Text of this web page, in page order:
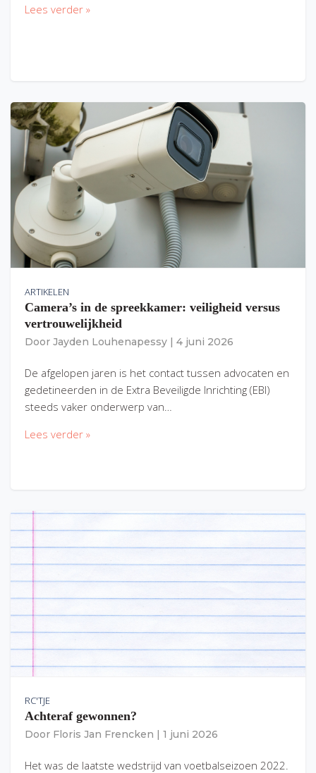
Lees verder »
ARTIKELEN
Camera’s in de spreekkamer: veiligheid versus
vertrouwelijkheid
Door Jayden Louhenapessy 4 juni 2026
De afgelopen jaren is het contact tussen advocaten en
gedetineerden in de Extra Beveiligde Inrichting (EBI)
steeds vaker onderwerp van…
Lees verder »
RC'TJE
Achteraf gewonnen?
Door Floris Jan Frencken 1 juni 2026
Het was de laatste wedstrijd van voetbalseizoen 2022.